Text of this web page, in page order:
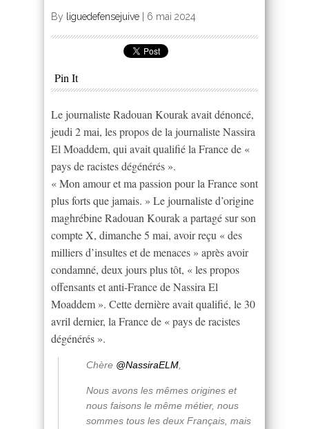
By liguedefensejuive 6 mai 2024
Pin It
Le journaliste Radouan Kourak avait dénoncé,
jeudi 2 mai, les propos de la journaliste Nassira
El Moaddem, qui avait qualifié la France de «
pays de racistes dégénérés ».
« Mon amour et ma passion pour la France sont
plus forts que jamais. » Le journaliste d’origine
maghrébine Radouan Kourak a partagé sur son
compte X, dimanche 5 mai, avoir reçu « des
milliers d’insultes et de menaces » après avoir
condamné, deux jours plus tôt, « les propos
offensants et anti-France de Nassira El
Moaddem ». Cette dernière avait qualifié, le 30
avril dernier, la France de « pays de racistes
dégénérés ».
Chère @NassiraELM
Nous avons les mêmes origines et
nous faisons le même métier, nous
sommes tous les deux Français, mais